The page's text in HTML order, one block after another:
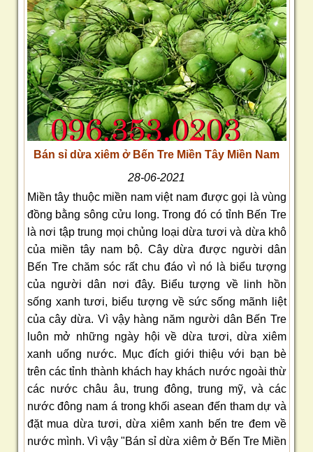
Bán sỉ dừa xiêm ở Bến Tre Miền Tây Miền Nam
28-06-2021
Miền tây thuộc miền nam việt nam được gọi là vùng
đồng bằng sông cửu long. Trong đó có tỉnh Bến Tre
là nơi tập trung mọi chủng loại dừa tươi và dừa khô
của miền tây nam bộ. Cây dừa được người dân
Bến Tre chăm sóc rất chu đáo vì nó là biểu tượng
của người dân nơi đây. Biểu tượng về linh hồn
sống xanh tươi, biểu tượng về sức sống mãnh liệt
của cây dừa. Vì vậy hàng năm người dân Bến Tre
luôn mở những ngày hội về dừa tươi, dừa xiêm
xanh uống nước. Mục đích giới thiệu với bạn bè
trên các tỉnh thành khách hay khách nước ngoài thừ
các nước châu âu, trung đông, trung mỹ, và các
nước đông nam á trong khối asean đến tham dự và
đặt mua dừa tươi, dừa xiêm xanh bến tre đem về
nước mình. Vì vậy "Bán sỉ dừa xiêm ở Bến Tre Miền